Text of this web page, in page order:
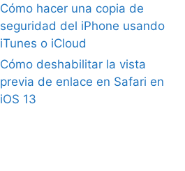
Cómo hacer una copia de
seguridad del iPhone usando
iTunes o iCloud
Cómo deshabilitar la vista
previa de enlace en Safari en
iOS 13